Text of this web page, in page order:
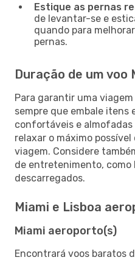
Estique as pernas
de levantar-se e
quando para
pernas.
Duração de um voo
Para garantir uma
sempre que embale itens
confortáveis e almofadas
relaxar o máximo
viagem. Considere
de entretenimento, como
descarregados.
Miami e Lisboa
Miami aeroporto(s)
Encontrará voos baratos